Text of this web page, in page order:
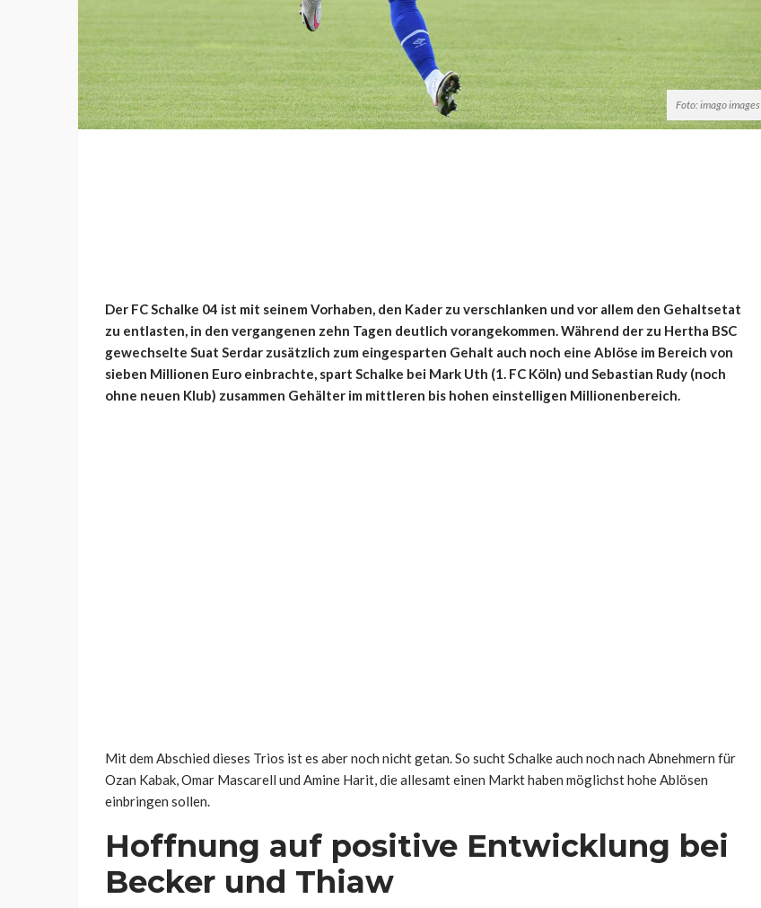
Foto: imago images
Der FC Schalke 04 ist mit seinem Vorhaben, den Kader zu verschlanken und vor allem den Gehaltsetat
zu entlasten, in den vergangenen zehn Tagen deutlich vorangekommen. Während der zu Hertha BSC
gewechselte Suat Serdar zusätzlich zum eingesparten Gehalt auch noch eine Ablöse im Bereich von
sieben Millionen Euro einbrachte, spart Schalke bei Mark Uth (1. FC Köln) und Sebastian Rudy (noch
ohne neuen Klub) zusammen Gehälter im mittleren bis hohen einstelligen Millionenbereich.
Mit dem Abschied dieses Trios ist es aber noch nicht getan. So sucht Schalke auch noch nach Abnehmern für
Ozan Kabak, Omar Mascarell und Amine Harit, die allesamt einen Markt haben möglichst hohe Ablösen
einbringen sollen.
Hoffnung auf positive Entwicklung bei
Becker und Thiaw